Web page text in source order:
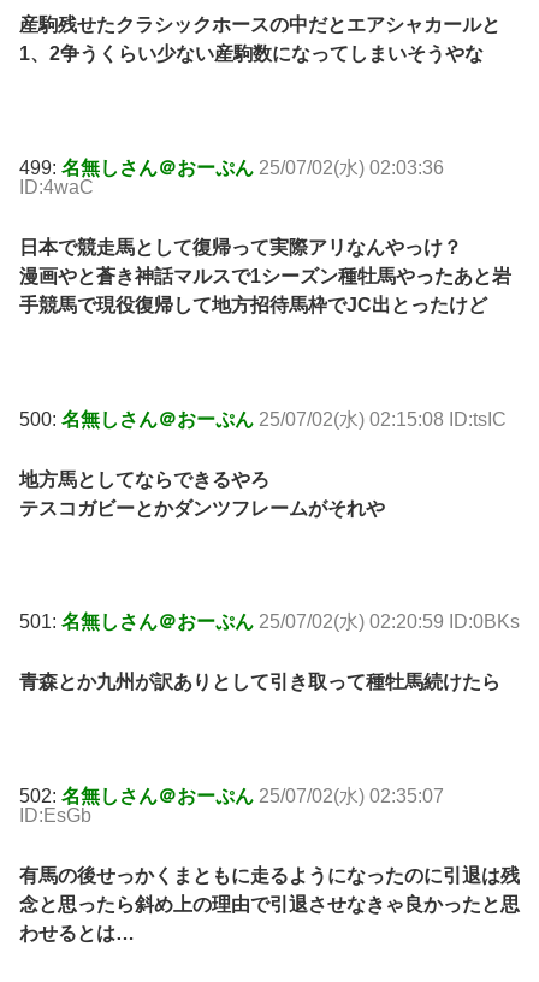
産駒残せたクラシックホースの中だとエアシャカールと
1、2争うくらい少ない産駒数になってしまいそうやな
499: 名無しさん＠おーぷん 25/07/02(水) 02:03:36
ID:4waC
日本で競走馬として復帰って実際アリなんやっけ？
漫画やと蒼き神話マルスで1シーズン種牡馬やったあと岩
手競馬で現役復帰して地方招待馬枠でJC出とったけど
500: 名無しさん＠おーぷん 25/07/02(水) 02:15:08 ID:tsIC
地方馬としてならできるやろ
テスコガビーとかダンツフレームがそれや
501: 名無しさん＠おーぷん 25/07/02(水) 02:20:59 ID:0BKs
青森とか九州が訳ありとして引き取って種牡馬続けたら
502: 名無しさん＠おーぷん 25/07/02(水) 02:35:07
ID:EsGb
有馬の後せっかくまともに走るようになったのに引退は残
念と思ったら斜め上の理由で引退させなきゃ良かったと思
わせるとは…